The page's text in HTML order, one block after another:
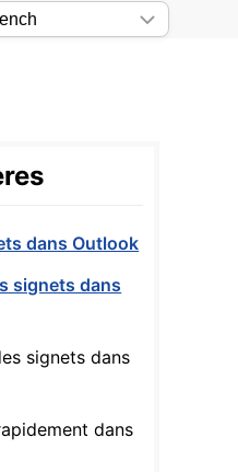
dans Outlook
signets dans
signets dans
dans